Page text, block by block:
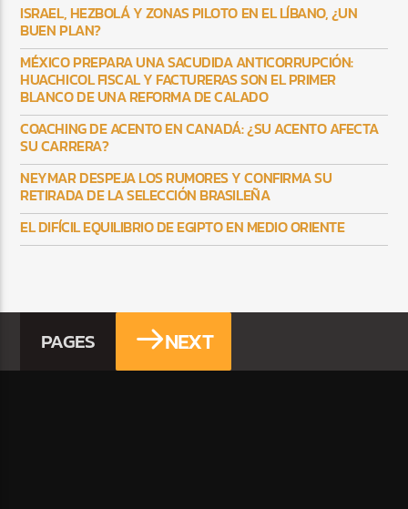
ISRAEL, HEZBOLÁ Y ZONAS PILOTO EN EL LÍBANO, ¿UN
BUEN PLAN?
MÉXICO PREPARA UNA SACUDIDA ANTICORRUPCIÓN:
HUACHICOL FISCAL Y FACTURERAS SON EL PRIMER
BLANCO DE UNA REFORMA DE CALADO
COACHING DE ACENTO EN CANADÁ: ¿SU ACENTO AFECTA
SU CARRERA?
NEYMAR DESPEJA LOS RUMORES Y CONFIRMA SU
RETIRADA DE LA SELECCIÓN BRASILEÑA
EL DIFÍCIL EQUILIBRIO DE EGIPTO EN MEDIO ORIENTE
PAGES NEXT